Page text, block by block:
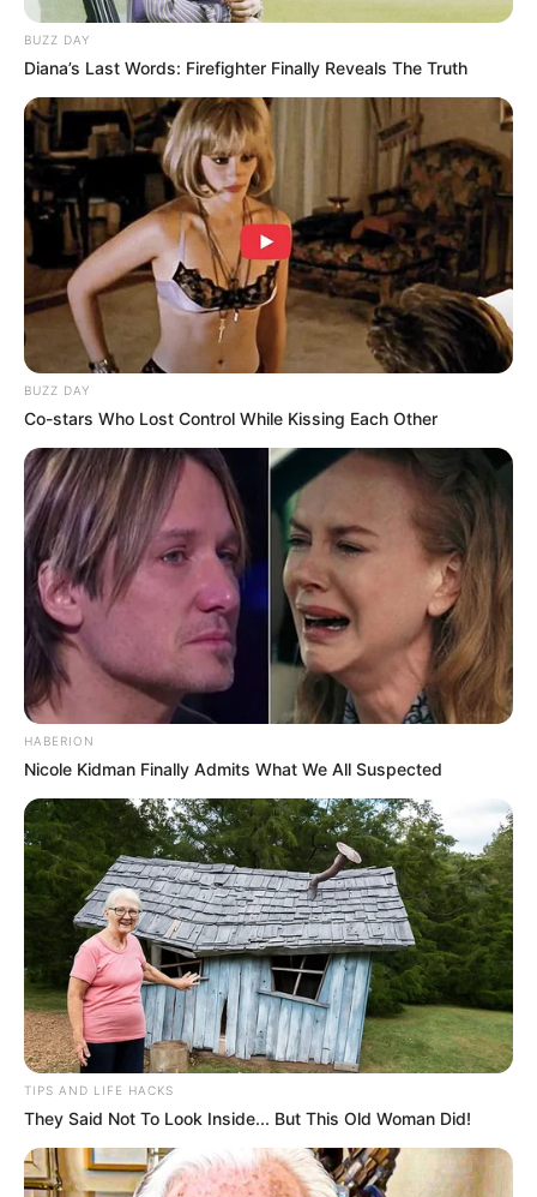
BUZZ DAY
Diana’s Last Words: Firefighter Finally Reveals The Truth
BUZZ DAY
Co-stars Who Lost Control While Kissing Each Other
HABERION
Nicole Kidman Finally Admits What We All Suspected
TIPS AND LIFE HACKS
They Said Not To Look Inside... But This Old Woman Did!